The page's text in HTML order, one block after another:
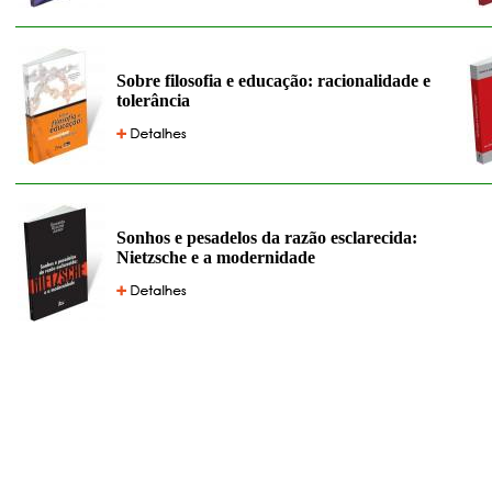
Sobre filosofia e educação: racionalidade e
tolerância
Sonhos e pesadelos da razão esclarecida:
Nietzsche e a modernidade